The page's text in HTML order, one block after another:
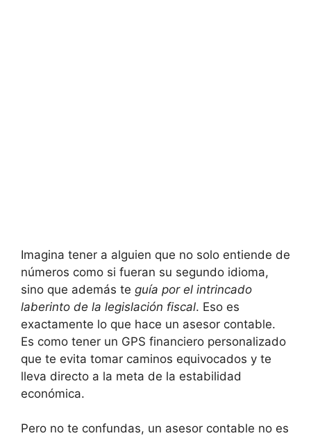
Imagina ⁤tener⁤ a‌ alguien que no solo entiende de
números como si fueran su segundo idioma,
sino que además te guía por el intrincado
laberinto de la⁢ legislación​ fiscal. Eso‌ es
exactamente ⁢lo que hace un ‍asesor contable.
Es ‍como tener un ​GPS financiero personalizado
⁢que te evita tomar caminos ⁢equivocados y te
lleva directo a la meta de la⁤ estabilidad⁣
económica.
Pero⁤ no te confundas, un⁣ asesor contable no es